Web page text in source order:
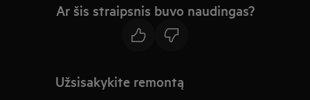
Ar šis straipsnis buvo naudingas?
Užsisakykite remontą